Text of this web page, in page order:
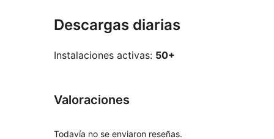
Descargas diarias
Instalaciones activas: 50+
Valoraciones
Todavía no se enviaron reseñas.